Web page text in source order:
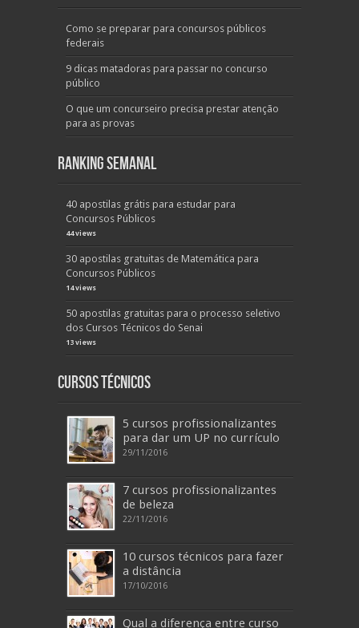
Como se preparar para concursos públicos
federais
9 dicas matadoras para passar no concurso
público
O que um concurseiro precisa prestar atenção
para as provas
Ranking Semanal
40 apostilas grátis para estudar para
Concursos Públicos
44 views
30 apostilas gratuitas de Matemática para
Concursos Públicos
14 views
50 apostilas gratuitas para o processo seletivo
dos Cursos Técnicos do Senai
13 views
Cursos Técnicos
5 cursos profissionalizantes
para dar um UP no currículo
29/11/2016
7 cursos profissionalizantes
de beleza
22/11/2016
10 cursos técnicos para fazer
a distância
17/10/2016
Qual a diferença entre curso